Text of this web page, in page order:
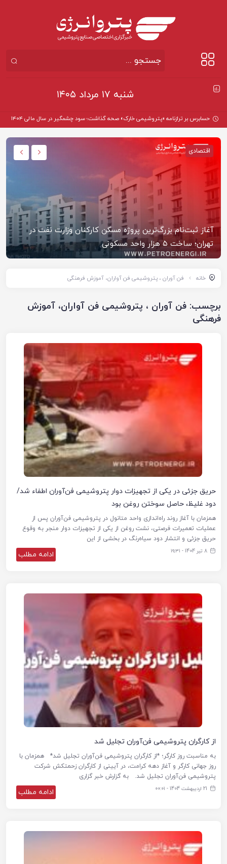
شنبه ۱۷ مرداد ۱۴۰۵
اقتصادی
آغاز ثبت‌نام بزرگ‌ترین پروژه مسکن کارکنان وزارت نفت در
تهران؛ ساخت ۵ هزار واحد مسکونی
خانه فن آوران ، پتروشیمی فن آواران، آموزش فرهنگی
برچسب: فن آوران ، پتروشیمی فن آواران، آموزش
فرهنگی
حریق جزئی در یکی از تجهیزات دوار پتروشیمی فن‌آوران اطفاء شد/
دود غلیظ، حاصل سوختن روغن بود
همزمان با آغاز روند راه‌اندازی واحد متانول در پتروشیمی فن‌آوران پس از
عملیات تعمیرات فرصتی، نشت روغن از یکی از تجهیزات دوار منجر به وقوع
حریق جزئی و انتشار دود سیاه‌رنگ در بخشی از این
8 تیر 1404 - ۱۹:۳۱ ادامه مطلب
از کارگران پتروشیمی فن‌آوران تجلیل شد
به مناسبت روز کارگر؛ *از کارگران پتروشیمی فن‌آوران تجلیل شد* همزمان با
روز جهانی کارگر و آغاز دهه کرامت، در آیینی از کارگران زحمتکش شرکت
پتروشیمی فن‌آوران تجلیل شد. به گزارش خبر گزاری
21 اردیبهشت 1404 - ۰۰:۰۱ ادامه مطلب